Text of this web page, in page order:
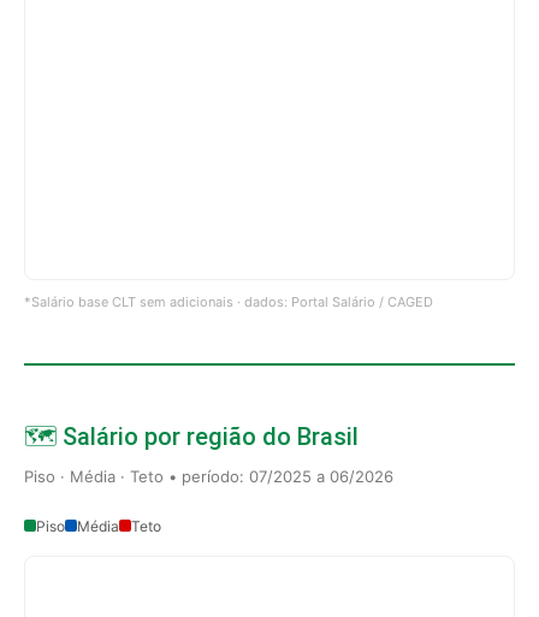
*Salário base CLT sem adicionais · dados: Portal Salário / CAGED
🗺️ Salário por região do Brasil
Piso · Média · Teto • período: 07/2025 a 06/2026
Piso Média Teto